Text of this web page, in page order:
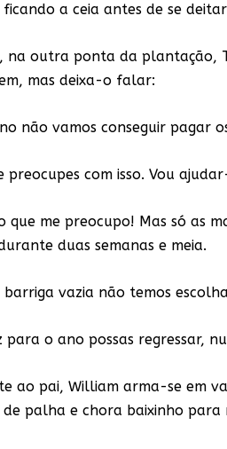
a ceia antes de se
na outra ponta da plantação,
mas deixa-o falar:
não vamos conseguir pagar
preocupes com isso. Vou
que me preocupo! Mas só as
duas semanas e meia.
barriga vazia não temos
para o ano possas regressar,
ao pai, William arma-se em
palha e chora baixinho para